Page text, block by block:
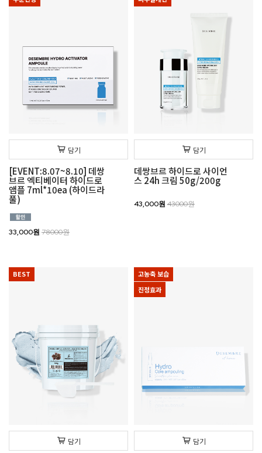
담기
[EVENT:8.07~8.10] 데쌍
브르 엑티베이터 하이드로
앰플 7ml*10ea (하이드라
풀)
33,000원 78000원
담기
데쌍브르 하이드로 사이언
스 24h 크림 50g/200g
43,000원 43000원
BEST
담기
고농축 보습
진정효과
담기